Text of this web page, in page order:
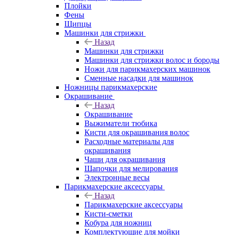
Плойки
Фены
Щипцы
Машинки для стрижки
Назад
Машинки для стрижки
Машинки для стрижки волос и бороды
Ножи для парикмахерских машинок
Сменные насадки для машинок
Ножницы парикмахерские
Окрашивание
Назад
Окрашивание
Выжиматели тюбика
Кисти для окрашивания волос
Расходные материалы для
окрашивания
Чаши для окрашивания
Шапочки для мелирования
Электронные весы
Парикмахерские аксессуары
Назад
Парикмахерские аксессуары
Кисти-сметки
Кобура для ножниц
Комплектующие для мойки